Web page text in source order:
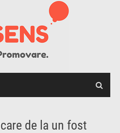
de la un fost